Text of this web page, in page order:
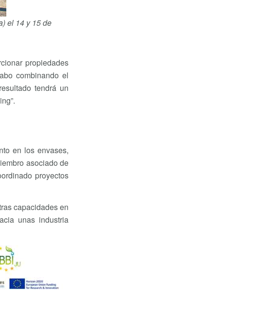
el 14 y 15 de
propiedades
combinando el
tendrá un
en los envases,
asociado de
proyectos
capacidades en
unas industria